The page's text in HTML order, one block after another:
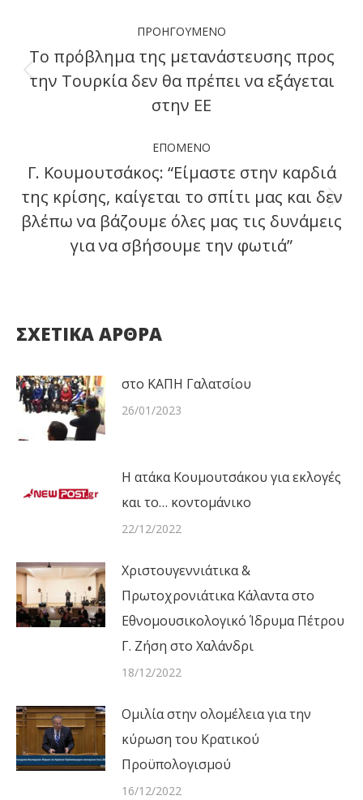
navigation
ΠΡΟΗΓΟΎΜΕΝΟ
Previous
post:
Το πρόβλημα της μετανάστευσης προς
την Τουρκία δεν θα πρέπει να εξάγεται
στην ΕΕ
ΕΠΌΜΕΝΟ
Next
post:
Γ. Κουμουτσάκος: “Είμαστε στην καρδιά
της κρίσης, καίγεται το σπίτι μας και δεν
βλέπω να βάζουμε όλες μας τις δυνάμεις
για να σβήσουμε την φωτιά”
ΣΧΕΤΙΚΑ ΑΡΘΡΑ
στο ΚΑΠΗ Γαλατσίου
26/01/2023
Η ατάκα Κουμουτσάκου για εκλογές
και το… κοντομάνικο
22/12/2022
Χριστουγεννιάτικα &
Πρωτοχρονιάτικα Κάλαντα στο
Εθνομουσικολογικό Ίδρυμα Πέτρου
Γ. Ζήση στο Χαλάνδρι
18/12/2022
Ομιλία στην ολομέλεια για την
κύρωση του Κρατικού
Προϋπολογισμού
16/12/2022